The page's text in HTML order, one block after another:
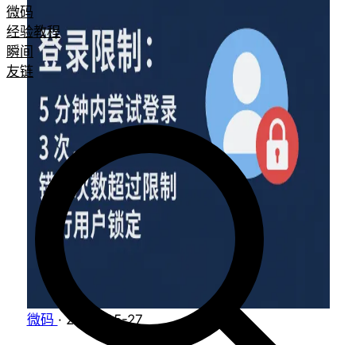
微码
经验教程
瞬间
友链
微码 · 2025-05-27